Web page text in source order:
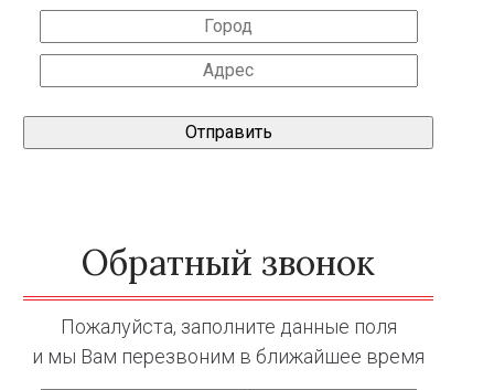
Обратный звонок
Пожалуйста, заполните данные поля
и мы Вам перезвоним в ближайшее время